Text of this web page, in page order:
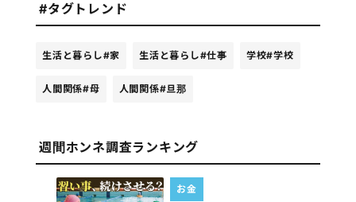
#タグトレンド
生活と暮らし#家 生活と暮らし#仕事 学校#学校
人間関係#母 人間関係#旦那
週間ホンネ調査ランキング
お金